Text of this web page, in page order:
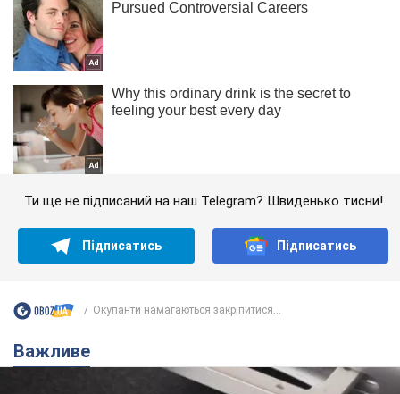
Ти ще не підписаний на наш Telegram? Швиденько тисни!
Підписатись Підписатись
Окупанти намагаються закріпитися...
Важливе